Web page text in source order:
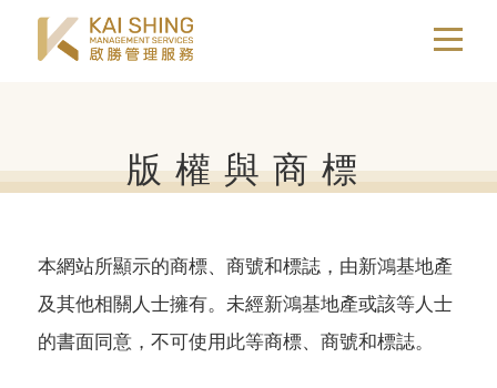
版權與商標
本網站所顯示的商標、商號和標誌，由新鴻基地產
及其他相關人士擁有。未經新鴻基地產或該等人士
的書面同意，不可使用此等商標、商號和標誌。